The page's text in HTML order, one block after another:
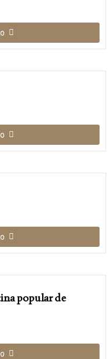
popular de